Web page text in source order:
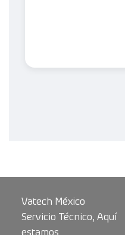
Vatech México
Servicio Técnico, Aquí
estamos